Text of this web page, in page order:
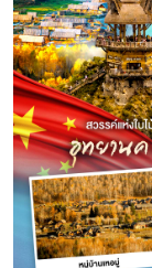
ทัวร์ซินเจี
หญ้าคาลา
ระยะเวลา
9 วัน 8 คืน
ไฮไลท์ทางหลวงตู้คู่